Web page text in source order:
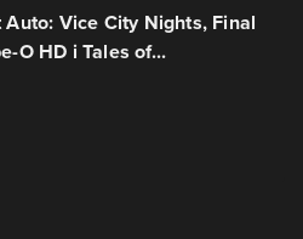
Vice City Nights, Final
O HD i Tales of...